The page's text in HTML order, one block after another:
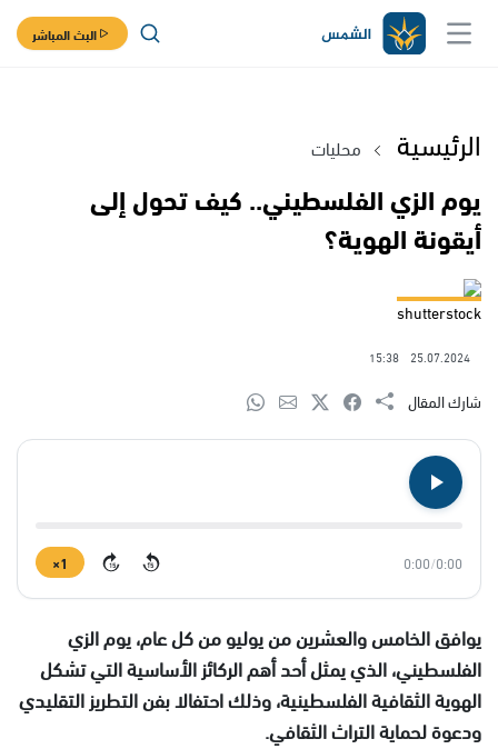
البث المباشر
الرئيسية محليات
يوم الزي الفلسطيني.. كيف تحول إلى
أيقونة الهوية؟
shutterstock
25.07.2024
15:38
شارك المقال
0:00
/
0:00
15
15
1×
يوافق الخامس والعشرين من يوليو من كل عام، يوم الزي
الفلسطيني، الذي يمثل أحد أهم الركائز الأساسية التي تشكل
الهوية الثقافية الفلسطينية، وذلك احتفالا بفن التطريز التقليدي
ودعوة لحماية التراث الثقافي.